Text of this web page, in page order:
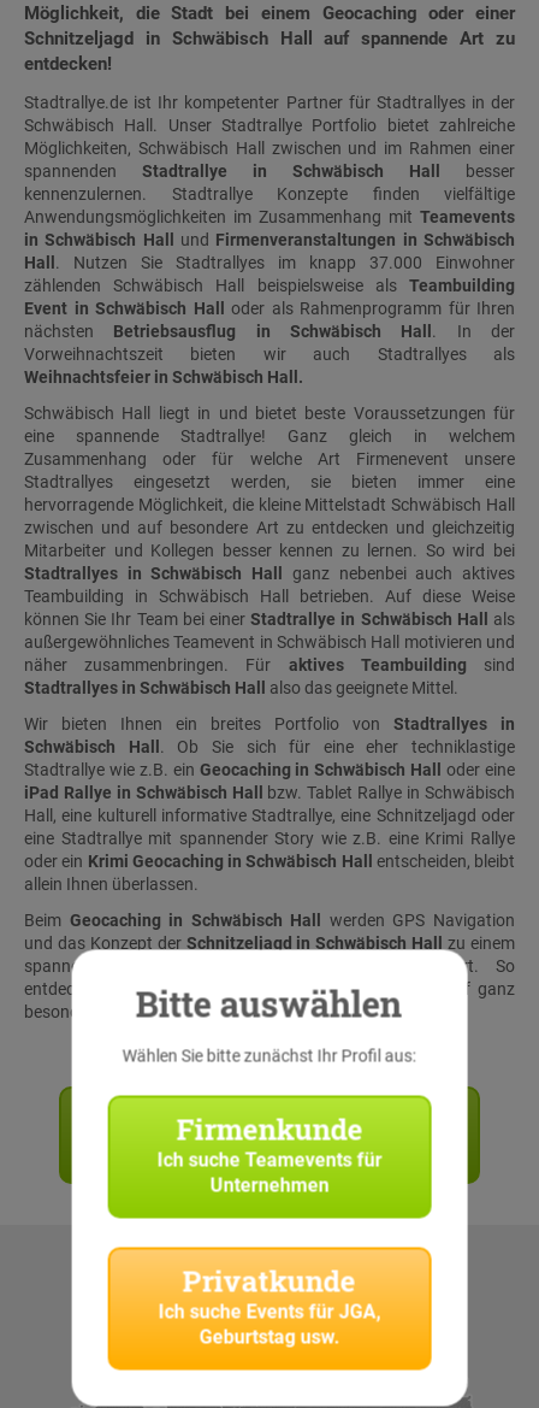
Möglichkeit, die Stadt bei einem Geocaching oder einer
Schnitzeljagd in Schwäbisch Hall auf spannende Art zu
entdecken!
Stadtrallye.de ist Ihr kompetenter Partner für Stadtrallyes in der
Schwäbisch Hall. Unser Stadtrallye Portfolio bietet zahlreiche
Möglichkeiten, Schwäbisch Hall zwischen und im Rahmen einer
spannenden Stadtrallye in Schwäbisch Hall
besser
kennenzulernen. Stadtrallye Konzepte finden vielfältige
Anwendungsmöglichkeiten im Zusammenhang mit Teamevents
in Schwäbisch Hall
und Firmenveranstaltungen in Schwäbisch
Hall . Nutzen Sie Stadtrallyes im knapp 37.000 Einwohner
zählenden Schwäbisch Hall beispielsweise als Teambuilding
Event in Schwäbisch Hall
oder als Rahmenprogramm für Ihren
nächsten Betriebsausflug in Schwäbisch Hall . In der
Vorweihnachtszeit bieten wir auch Stadtrallyes als
Weihnachtsfeier in Schwäbisch Hall.
Schwäbisch Hall liegt in und bietet beste Voraussetzungen für
eine spannende Stadtrallye! Ganz gleich in welchem
Zusammenhang oder für welche Art Firmenevent unsere
Stadtrallyes eingesetzt werden, sie bieten immer eine
hervorragende Möglichkeit, die kleine Mittelstadt Schwäbisch Hall
zwischen und auf besondere Art zu entdecken und gleichzeitig
Mitarbeiter und Kollegen besser kennen zu lernen. So wird bei
Stadtrallyes in Schwäbisch Hall
ganz nebenbei auch aktives
Teambuilding in Schwäbisch Hall
betrieben. Auf diese Weise
können Sie Ihr Team bei einerStadtrallye in Schwäbisch Hall
als
außergewöhnliches Teamevent in Schwäbisch Hall motivieren und
näher zusammenbringen. Für aktives Teambuilding sind
Stadtrallyes in Schwäbisch Hall
also das geeignete Mittel.
Wir bieten Ihnen ein breites Portfolio von Stadtrallyes in
Schwäbisch Hall . Ob Sie sich für eine eher techniklastige
Stadtrallye wie z.B. ein Geocaching in Schwäbisch Hall
oder eine
iPad Rallye in Schwäbisch Hall
bzw. Tablet Rallye in Schwäbisch
Hall, eine kulturell informative Stadtrallye, eine Schnitzeljagd oder
eine Stadtrallye mit spannender Story wie z.B. eine Krimi Rallye
oder ein Krimi Geocaching in Schwäbisch Hall
entscheiden, bleibt
allein Ihnen überlassen.
Beim Geocaching in Schwäbisch Hall
werden GPS Navigation
und das Konzept der Schnitzeljagd in Schwäbisch Hall
zu einem
spannenden
kombiniert. So
entdecken Sie eine Stadt bei
CityHunters Teamevents
auf ganz
besondere Art und Weise.
Angebot anfordern
Jetzt unverbindlich anfragen!
Bitte auswählen
Wählen Sie bitte zunächst Ihr Profil aus:
Firmenkunde
Ich sucheTeamevents für
Unternehmen
Privatkunde
Ich suche Events für JGA,
Geburtstag usw.